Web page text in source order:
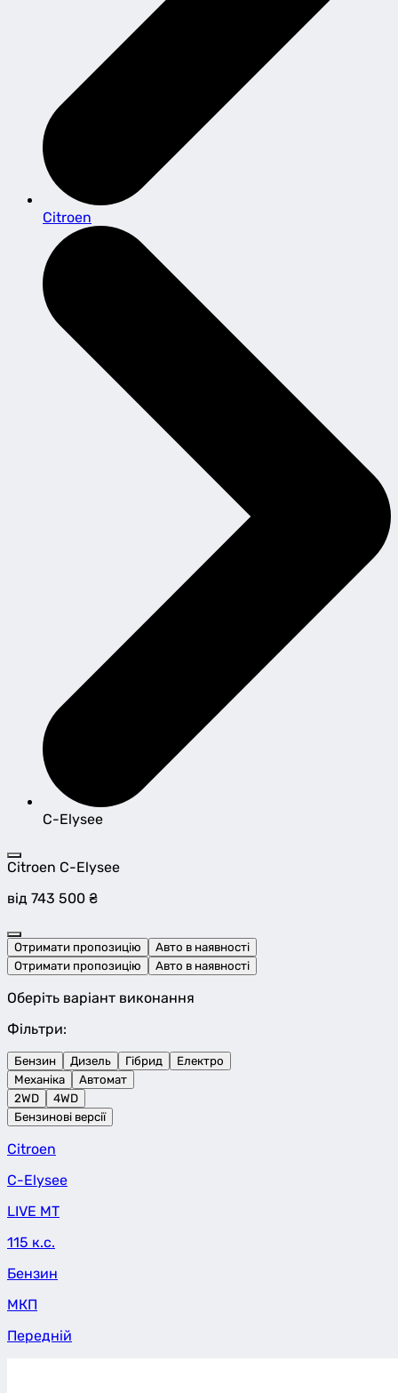
Citroen
C-Elysee
Citroen C-Elysee
від 743 500 ₴
Отримати пропозицію
Авто в наявності
Отримати пропозицію
Авто в наявності
Оберіть варіант виконання
Фільтри:
Бензин Дизель Гібрид
Електро
Механіка
Автомат
2WD
4WD
Бензинові версії
Citroen
C-Elysee
LIVE MT
115 к.с.
Бензин
МКП
Передній